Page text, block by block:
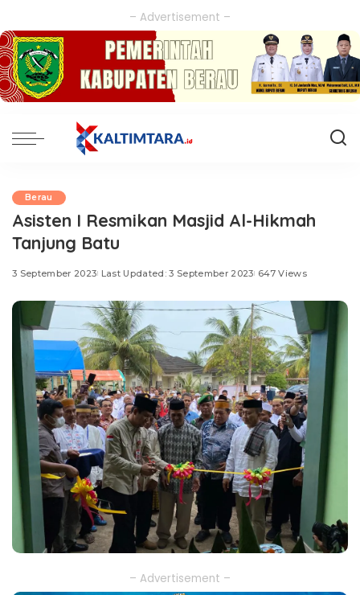
– Advertisement –
Berau
Asisten I Resmikan Masjid Al-Hikmah
Tanjung Batu
3 September 2023 Last Updated: 3 September 2023 647 Views
– Advertisement –